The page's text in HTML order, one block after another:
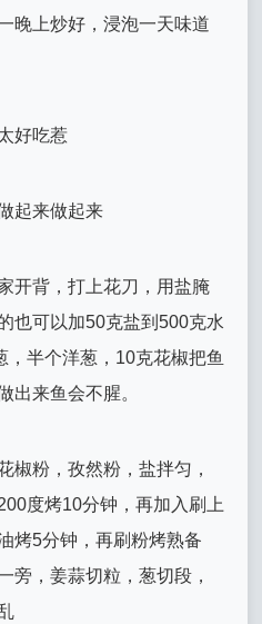
晚上炒好，浸泡一天味道
好吃惹
起来做起来
开背，打上花刀，用盐腌
也可以加50克盐到500克水
半个洋葱，10克花椒把鱼
出来鱼会不腥。
椒粉，孜然粉，盐拌匀，
度烤10分钟，再加入刷上
烤5分钟，再刷粉烤熟备
旁，姜蒜切粒，葱切段，